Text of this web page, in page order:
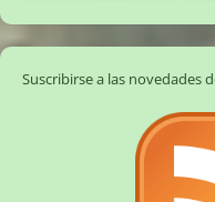
Suscribirse a las novedades